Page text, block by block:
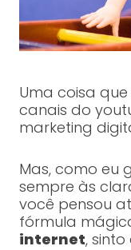
Uma coisa
canais do
marketing
Mas, como eu
sempre às
você pensou
fórmula
internet,